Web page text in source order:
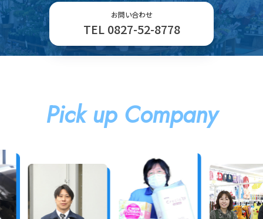
お問い合わせ
TEL 0827-52-8778
Pick up Company